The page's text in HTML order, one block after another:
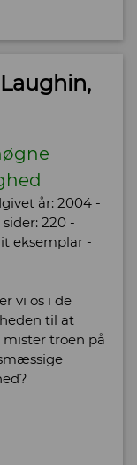
år: 2004 -
220 -
eksemplar -
vi os i de
til at
troen på